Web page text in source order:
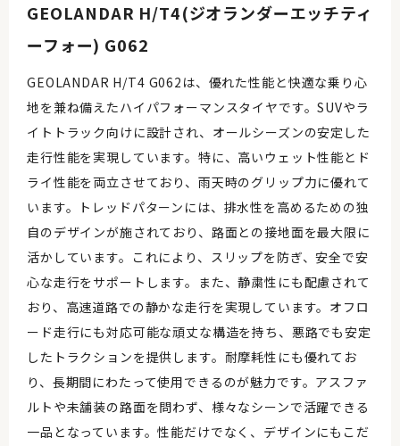
GEOLANDAR H/T4(ジオランダーエッチティ
ーフォー) G062
GEOLANDAR H/T4 G062は、優れた性能と快適な乗り心
地を兼ね備えたハイパフォーマンスタイヤです。SUVやラ
イトトラック向けに設計され、オールシーズンの安定した
走行性能を実現しています。特に、高いウェット性能とド
ライ性能を両立させており、雨天時のグリップ力に優れて
います。トレッドパターンには、排水性を高めるための独
自のデザインが施されており、路面との接地面を最大限に
活かしています。これにより、スリップを防ぎ、安全で安
心な走行をサポートします。また、静粛性にも配慮されて
おり、高速道路での静かな走行を実現しています。オフロ
ード走行にも対応可能な頑丈な構造を持ち、悪路でも安定
したトラクションを提供します。耐摩耗性にも優れてお
り、長期間にわたって使用できるのが魅力です。アスファ
ルトや未舗装の路面を問わず、様々なシーンで活躍できる
一品となっています。性能だけでなく、デザインにもこだ